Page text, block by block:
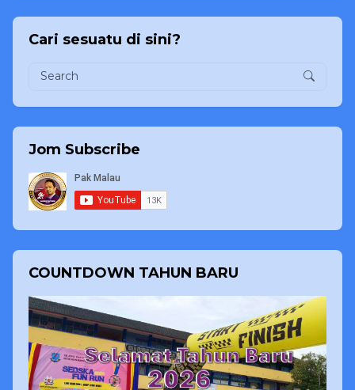
Cari sesuatu di sini?
Jom Subscribe
COUNTDOWN TAHUN BARU